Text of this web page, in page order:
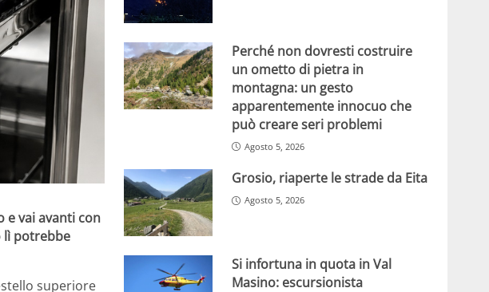
e vai avanti con
lì potrebbe
superiore
Perché non dovresti costruire
un ometto di pietra in
montagna: un gesto
apparentemente innocuo che
può creare seri problemi
Agosto 5, 2026
Grosio, riaperte le strade da Eita
Agosto 5, 2026
Si infortuna in quota in Val
Masino: escursionista